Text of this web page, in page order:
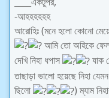
-আহহহহহহ
আরোহিঃ (মনে হলো কোনো
আমি তো অহিকে
দেখি নিহা ধপাস
যাক
তাছাড়া ভালো হয়েছে নিহা
ছিলো
) ম্যাম